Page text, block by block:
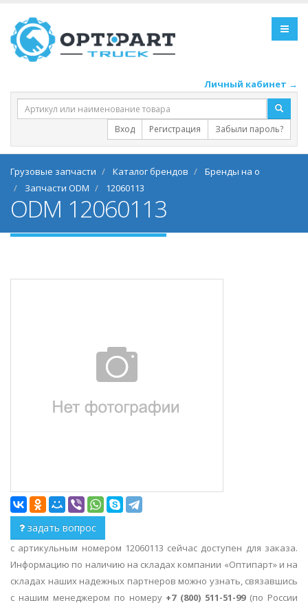
Личный кабинет →
Вход Регистрация Забыли пароль?
Грузовые запчасти Каталог брендов
Бренды на o
Запчасти ODM
12060113
ODM 12060113
задать вопрос
с артикульным номером 12060113 сейчас доступен для заказа.
Информацию по наличию на складах компании «Оптипарт» и на
складах наших надежных партнеров можно узнать, связавшись
с нашим менеджером по номеру +7 (800) 511-51-99(по России